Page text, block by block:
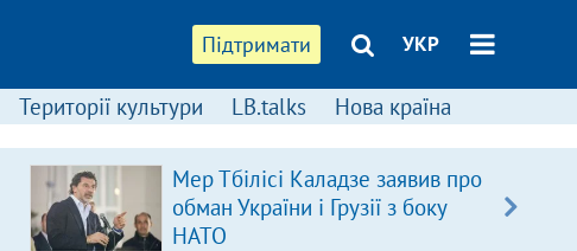
Підтримати УКР
Території культури LB.talks Нова країна
Мер Тбілісі Каладзе заявив про
обман України і Грузії з боку
НАТО